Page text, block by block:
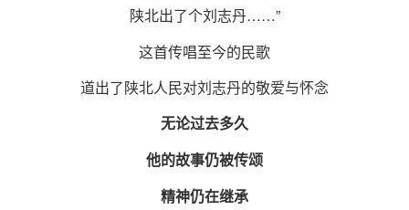
陕北出了个刘志丹……”
这首传唱至今的民歌
道出了陕北人民对刘志丹的敬爱与怀念
无论过去多久
他的故事仍被传颂
精神仍在继承